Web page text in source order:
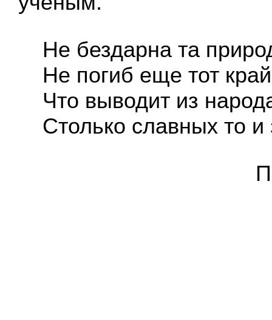
Не бездарна та
Не погиб еще тот
Что выводит из
Столько славных то и